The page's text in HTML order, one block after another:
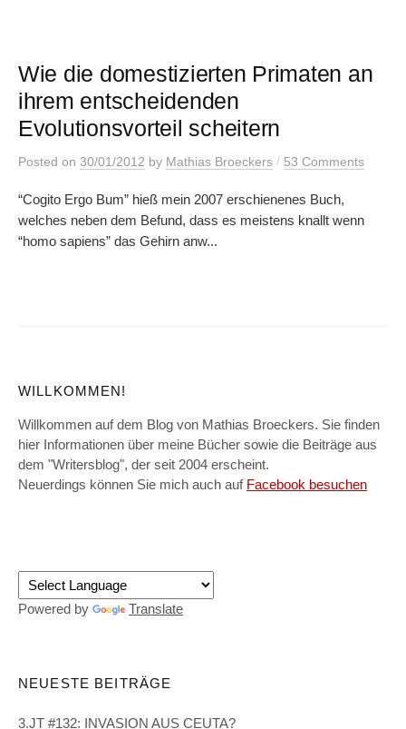
Wie die domestizierten Primaten an
ihrem entscheidenden
Evolutionsvorteil scheitern
Posted on 30/01/2012 by Mathias Broeckers / 53 Comments
“Cogito Ergo Bum” hieß mein 2007 erschienenes Buch,
welches neben dem Befund, dass es meistens knallt wenn
“homo sapiens” das Gehirn anw...
WILLKOMMEN!
Willkommen auf dem Blog von Mathias Broeckers. Sie finden
hier Informationen über meine Bücher sowie die Beiträge aus
dem "Writersblog", der seit 2004 erscheint.
Neuerdings können Sie mich auch auf Facebook besuchen
Powered by Translate
NEUESTE BEITRÄGE
3.JT #132: INVASION AUS CEUTA?